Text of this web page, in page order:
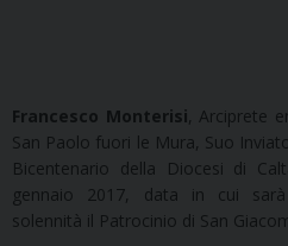
Francesco Monterisi, Arciprete
San Paolo fuori le Mura, Suo
Bicentenario della Diocesi di
gennaio 2017, data in cui
solennità il Patrocinio di San